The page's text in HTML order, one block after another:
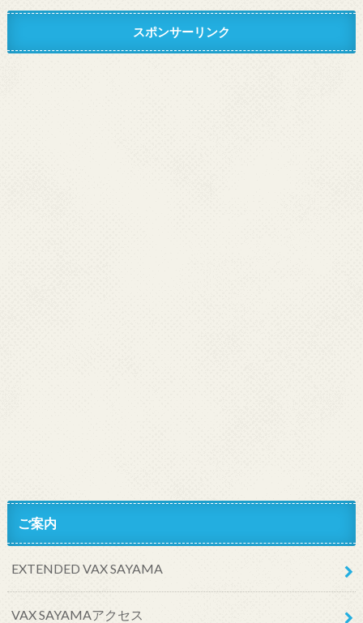
スポンサーリンク
ご案内
EXTENDED VAX SAYAMA
VAX SAYAMAアクセス